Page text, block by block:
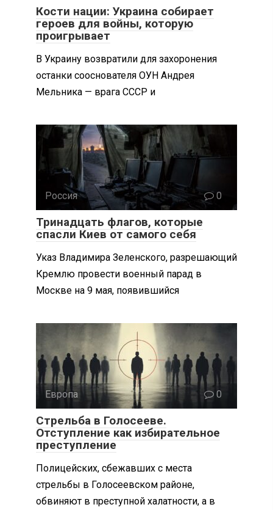
Кости нации: Украина собирает
героев для войны, которую
проигрывает
В Украину возвратили для захоронения
останки сооснователя ОУН Андрея
Мельника — врага СССР и
Россия 0
Тринадцать флагов, которые
спасли Киев от самого себя
Указ Владимира Зеленского, разрешающий
Кремлю провести военный парад в
Москве на 9 мая, появившийся
Европа 0
Стрельба в Голосееве.
Отступление как избирательное
преступление
Полицейских, сбежавших с места
стрельбы в Голосеевском районе,
обвиняют в преступной халатности, а в